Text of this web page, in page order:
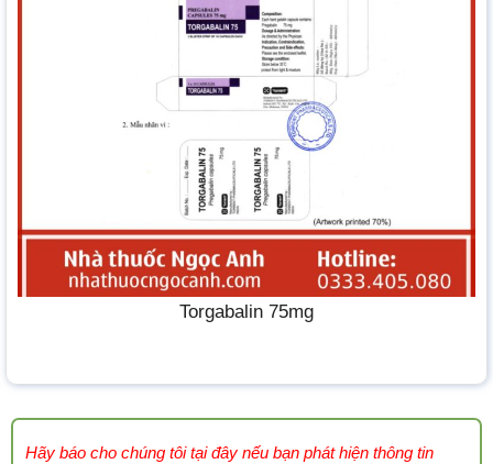
Torgabalin 75mg
Hãy báo cho chúng tôi tại đây nếu bạn phát hiện thông tin